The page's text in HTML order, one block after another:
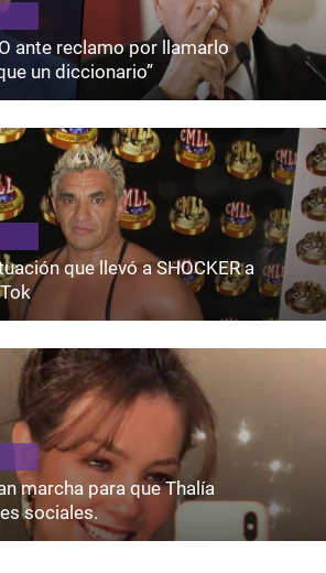
ante reclamo por llamarlo
un diccionario”
que llevó a SHOCKER a
marcha para que Thalía
sociales.